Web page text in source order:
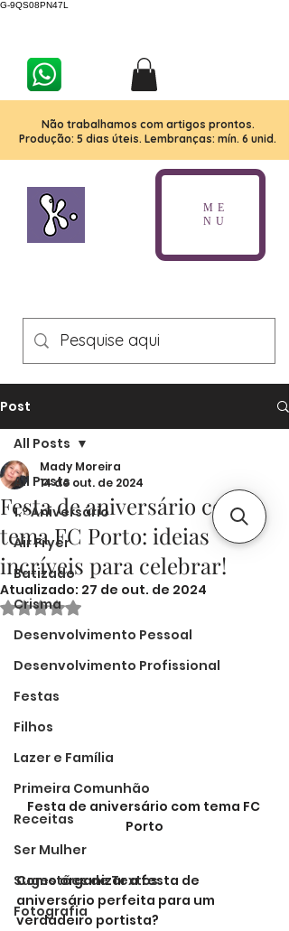
G-9QS08PN47L
Não trabalhamos com artigos prontos.
Produção: 5 dias úteis. Lembranças: mín. 6 unid.
ME
NU
Post
All Posts
1.º Aniversário
Air Fryer
Batizado
Crisma
Desenvolvimento Pessoal
Desenvolvimento Profissional
Festas
Filhos
Lazer e Família
Primeira Comunhão
Receitas
Ser Mulher
Sugestões de Textos
Fotografia
All Posts
Festa de aniversário com
tema FC Porto: ideias
incríveis para celebrar!
Mady Moreira
14 de out. de 2024
Atualizado: 27 de out. de 2024
Avaliado com NaN de 5 estrelas.
Festa de aniversário com tema FC
Porto
Como organizar a festa de
aniversário perfeita para um
verdadeiro portista?